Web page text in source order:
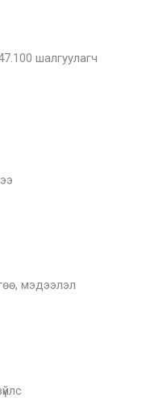
шалгуулагч
мэдээлэл